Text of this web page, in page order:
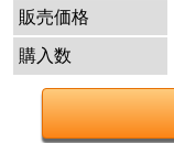
販売価格
購入数